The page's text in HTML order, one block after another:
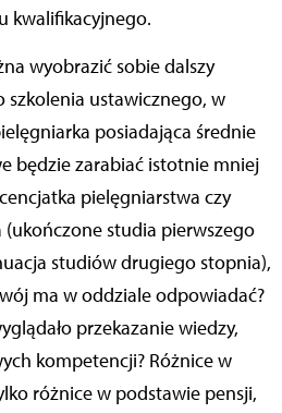
kwalifikacyjnego.
wyobrazić sobie dalszy
ustawicznego, w
posiadająca średnie
będzie zarabiać istotnie mniej
pielęgniarstwa czy
studia pierwszego
studiów drugiego stopnia),
ma w oddziale odpowiadać?
przekazanie wiedzy,
kompetencji? Różnice w
różnice w podstawie pensji,